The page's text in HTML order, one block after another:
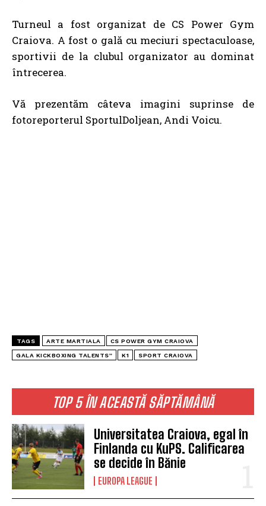
TOP 5 ÎN ACEASTĂ SĂPTĂMÂNĂ
Universitatea Craiova, egal în
Finlanda cu KuPS. Calificarea
se decide în Bănie
EUROPA LEAGUE
Turneul a fost organizat de CS Power Gym
Craiova. A fost o gală cu meciuri spectaculoase,
sportivii de la clubul organizator au dominat
întrecerea.
Vă prezentăm câteva imagini suprinse de
fotoreporterul SportulDoljean, Andi Voicu.
TAGS ARTE MARTIALA CS POWER GYM CRAIOVA
GALA KICKBOXING TALENTS” K1 SPORT CRAIOVA